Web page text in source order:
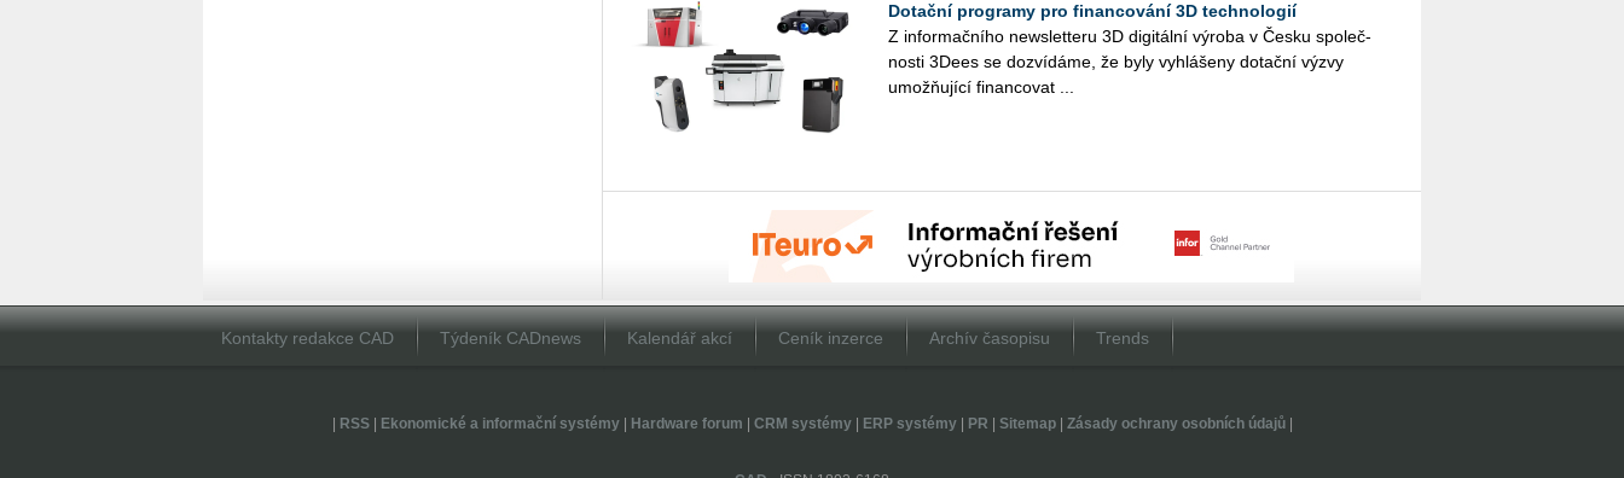
Dotační programy pro financování 3D technologií
Z in­for­mač­ní­ho news­let­te­ru 3D di­gi­tál­ní vý­ro­ba v Česku spo­leč­
nos­ti 3Dees se do­zví­dá­me, že byly vy­hlá­še­ny do­tač­ní výzvy
umožňující fi­nan­co­vat ...
Kontakty redakce CAD Týdeník CADnews Kalendář akcí Ceník inzerce Archív časopisu Trends
RSS| Ekonomické a informační systémy| Hardware forum CRM systémy| ERP systémy| PR Sitemap| Zásady ochrany osobních údajů|